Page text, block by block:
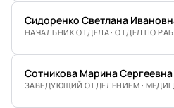
Сидоренко Светлана
НАЧАЛЬНИК ОТДЕЛА · ОТДЕЛ ПО
Сотникова Марина Сергеевна
ЗАВЕДУЮЩИЙ ОТДЕЛЕНИЕМ ·